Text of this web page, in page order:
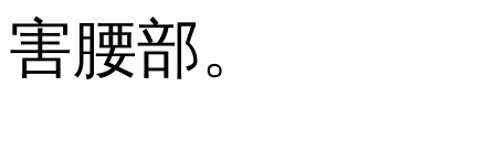
害腰部。